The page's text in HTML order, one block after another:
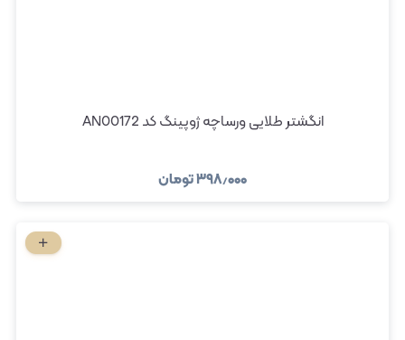
انگشتر طلایی ورساچه ژوپینگ کد AN00172
۳۹۸٫۰۰۰تومان